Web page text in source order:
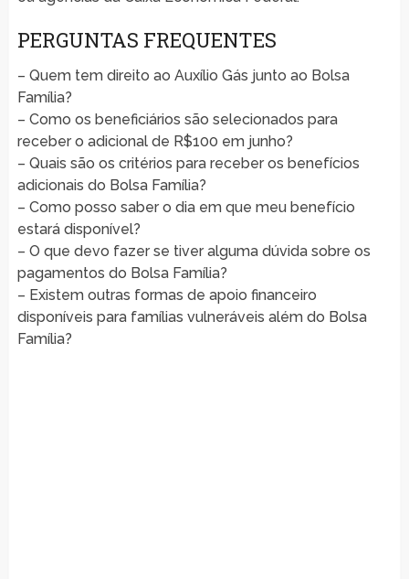
PERGUNTAS FREQUENTES
– Quem tem direito ao Auxílio Gás junto ao Bolsa
Família?
– Como os beneficiários são selecionados para
receber o adicional de R$100 em junho?
– Quais são os critérios para receber os benefícios
adicionais do Bolsa Família?
– Como posso saber o dia em que meu benefício
estará disponível?
– O que devo fazer se tiver alguma dúvida sobre os
pagamentos do Bolsa Família?
– Existem outras formas de apoio financeiro
disponíveis para famílias vulneráveis além do Bolsa
Família?